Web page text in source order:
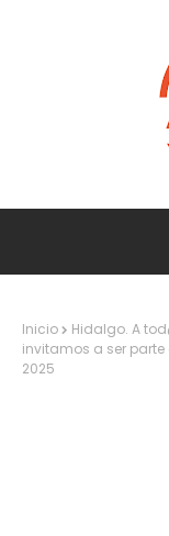
Inicio
Hidalgo. A
invitamos a ser parte
2025